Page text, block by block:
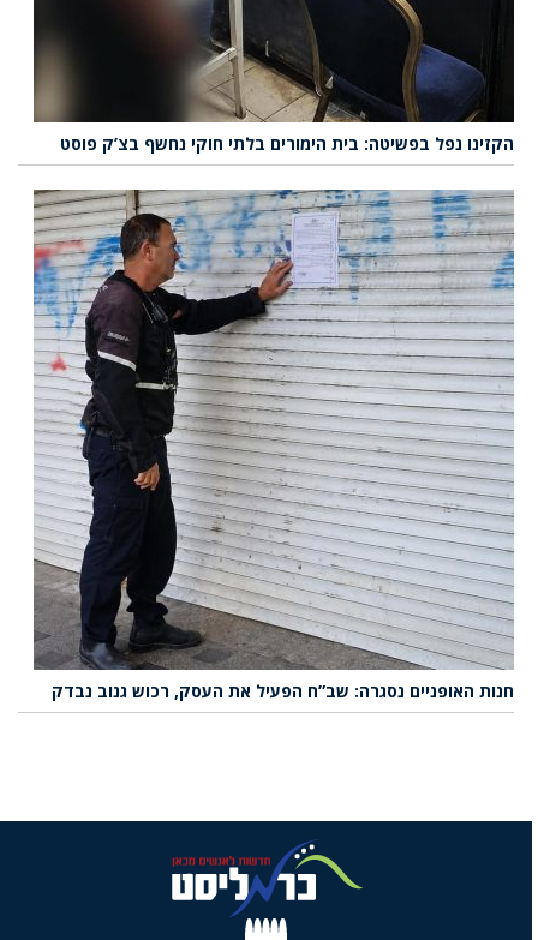
הקזינו נפל בפשיטה: בית הימורים בלתי חוקי נחשף בצ’ק פוסט
חנות האופניים נסגרה: שב”ח הפעיל את העסק, רכוש גנוב נבדק